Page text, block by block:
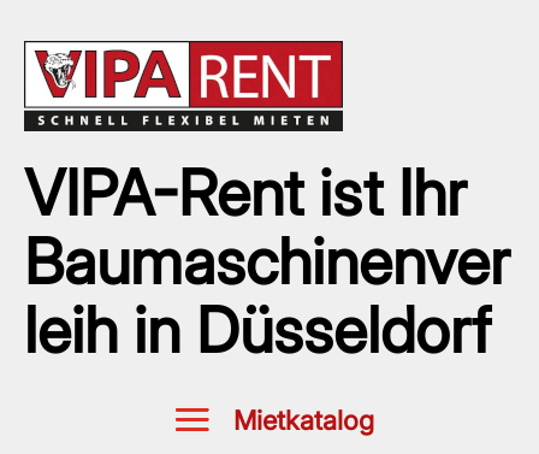
VIPA-Rent ist Ihr
Baumaschinenver
leih in Düsseldorf